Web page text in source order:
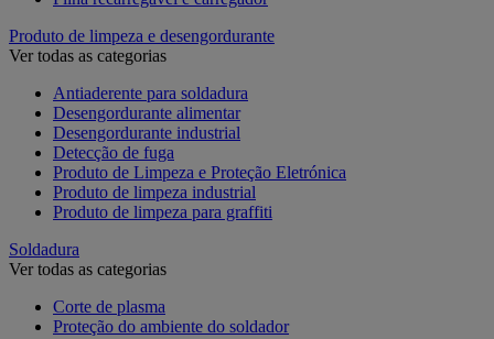
Produto de limpeza e desengordurante
Ver todas as categorias
Antiaderente para soldadura
Desengordurante alimentar
Desengordurante industrial
Detecção de fuga
Produto de Limpeza e Proteção Eletrónica
Produto de limpeza industrial
Produto de limpeza para graffiti
Soldadura
Ver todas as categorias
Corte de plasma
Proteção do ambiente do soldador